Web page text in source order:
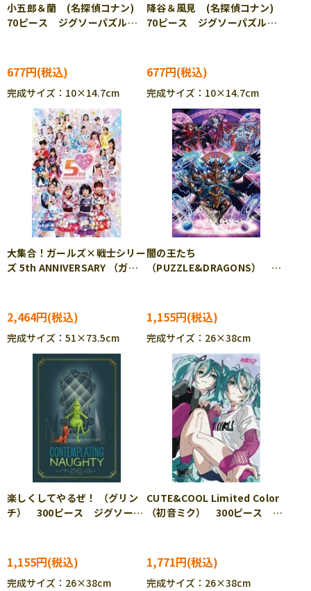
小五郎＆蘭 (名探偵コナン)
70ピース ジグソーパズル
677円
完成サイズ：10×14.7cm
降谷＆風見 (名探偵コナン)
70ピース ジグソーパズル
677円
完成サイズ：10×14.7cm
大集合！ガールズ×戦士シリー
ズ 5th ANNIVERSARY （ガー
TEN-MB1000-503
2,464円
完成サイズ：51×73.5cm
闇の王たち
（PUZZLE&DRAGONS）
1,155円
完成サイズ：26×38cm
楽しくしてやるぜ！ （グリン
チ） 300ピース ジグソーパ
1,155円
完成サイズ：26×38cm
CUTE&COOL Limited Color
（初音ミク） 300ピース ジ
1,771円
完成サイズ：26×38cm